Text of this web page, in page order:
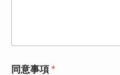
同意事項 *